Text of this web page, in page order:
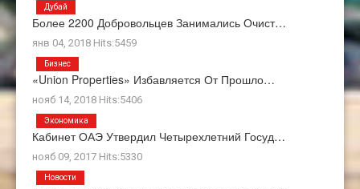
Более 2200 Добровольцев Занимались Очист…
янв 04, 2018 Hits:5459
Дубай
«Union Properties» Избавляется От Прошло…
нояб 14, 2018 Hits:5406
Бизнес
Кабинет ОАЭ Утвердил Четырехлетний Госуд…
нояб 09, 2017 Hits:5330
Экономика
Новости